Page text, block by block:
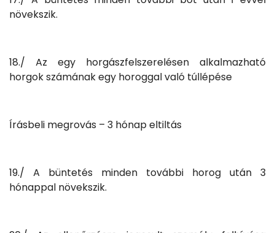
növekszik.
18./ Az egy horgászfelszerelésen alkalmazható
horgok számának egy horoggal való túllépése
Írásbeli megrovás – 3 hónap eltiltás
19./ A büntetés minden további horog után 3
hónappal növekszik.